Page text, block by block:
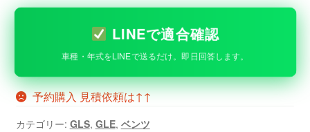
LINEで適合確認
車種・年式をLINEで送るだけ。即日回答します。
予約購入 見積依頼は↑↑
カテゴリー: GLS, GLE, ベンツ